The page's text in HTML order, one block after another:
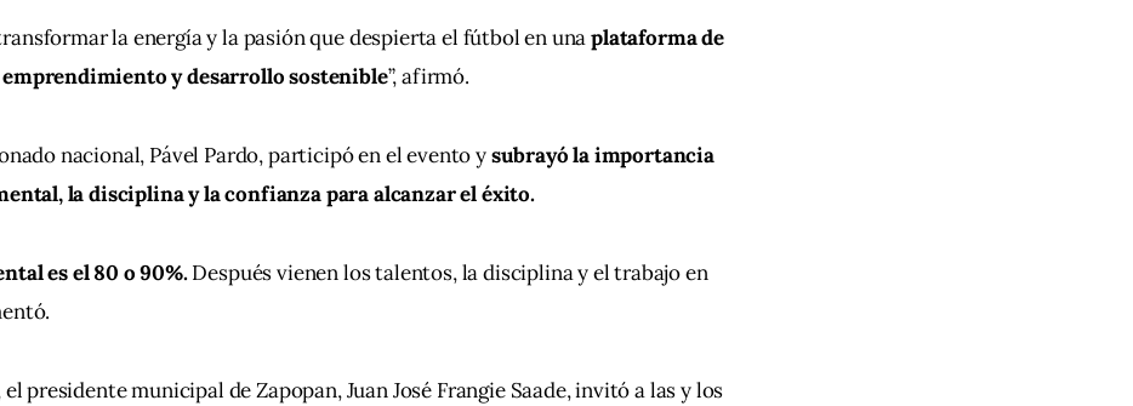
la energía y la pasión que despierta el fútbol en una plataforma de
y desarrollo sostenible”, afirmó.
nacional, Pável Pardo, participó en el evento y subrayó la importancia
la disciplina y la confianza para alcanzar el éxito.
es el 80 o 90%. Después vienen los talentos, la disciplina y el trabajo en
presidente municipal de Zapopan, Juan José Frangie Saade, invitó a las y los